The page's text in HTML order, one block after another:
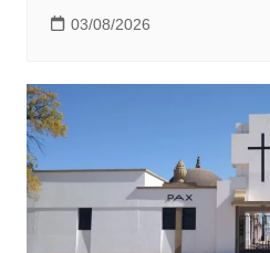
03/08/2026